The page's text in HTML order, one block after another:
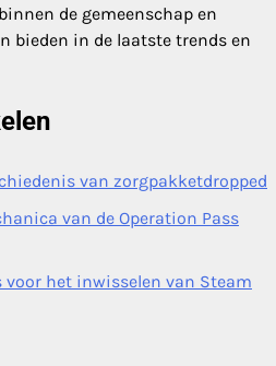
de gemeenschap en
bieden in de laatste trends en
van zorgpakketdropped
van de Operation Pass
het inwisselen van Steam